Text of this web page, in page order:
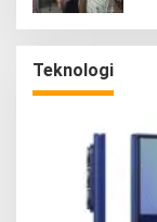
Teknologi